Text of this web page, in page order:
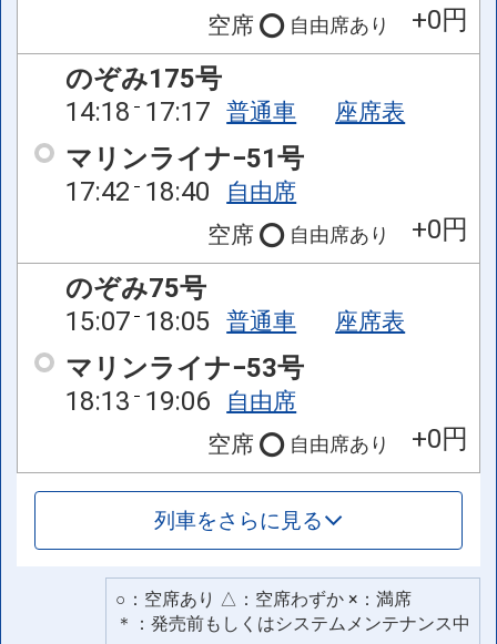
空席
自由席あり
+0円
のぞみ175号
14:18 17:17 普通車 座席表
マリンライナ−51号
17:42 18:40
自由席
空席
自由席あり
+0円
のぞみ75号
15:07 18:05 普通車 座席表
マリンライナ−53号
18:13 19:06
自由席
空席
自由席あり +0円
列車をさらに見る
○：空席あり △：空席わずか ×：満席
＊：発売前もしくはシステムメンテナンス中